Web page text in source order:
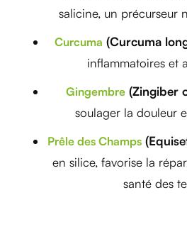
salicine, un précurseur
Curcuma (Curcuma
inflammatoires et
Gingembre(Zingiber
soulager la douleur
Prêle des Champs
en silice, favorise la
santé des